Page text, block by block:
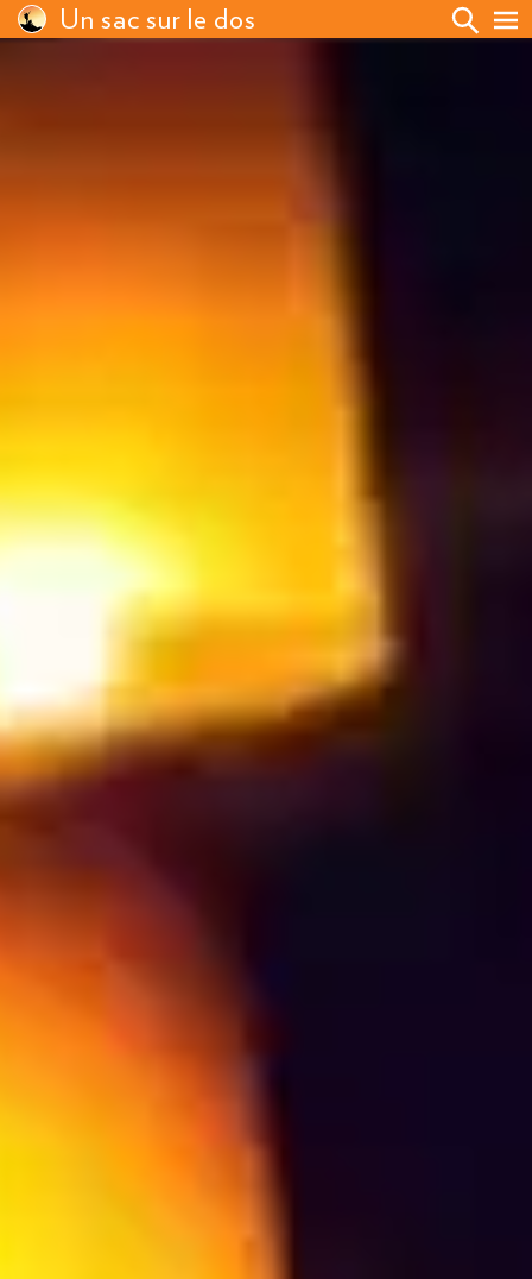
Un sac sur le dos